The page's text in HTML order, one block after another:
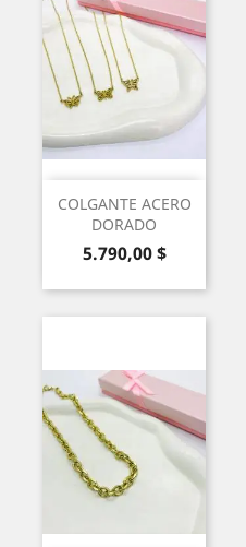
COLGANTE ACERO
DORADO
Precio
5.790,00 $